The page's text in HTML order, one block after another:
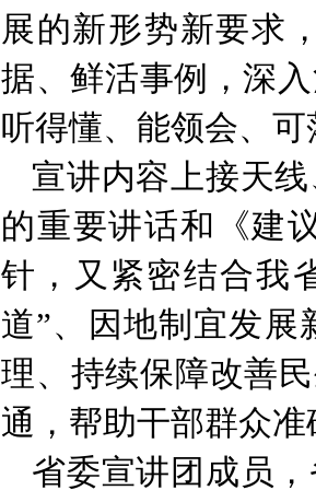
展的新形势新要求
据、鲜活事例，深
听得懂、能领会、可
宣讲内容上接天
的重要讲话和《建
针，又紧密结合我
道”、因地制宜发展
理、持续保障改善
通，帮助干部群众
省委宣讲团成员